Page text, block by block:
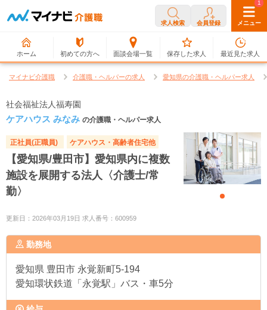
求人検索 会員登録 メニュー
ホーム 初めての方へ 面談会場一覧
0
保存した求人
1
最近見た求人
マイナビ介護職 介護職・ヘルパーの求人 愛知県の介護職・ヘルパー求人
社会福祉法人福寿園
ケアハウス みなみ の介護職・ヘルパー求人
正社員(正職員) ケアハウス・高齢者住宅他
【愛知県/豊田市】愛知県内に複数
施設を展開する法人〈介護士/常
勤〉
更新日：2026年03月19日 求人番号：600959
勤務地
愛知県 豊田市 永覚新町5-194
愛知環状鉄道「永覚駅」バス・車5分